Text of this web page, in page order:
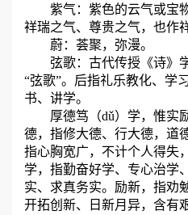
紫气：紫色的云气或宝物
祥瑞之气、尊贵之气，也作
蔚：荟聚，弥漫。
弦歌：古代传授《诗》
“弦歌”。后指礼乐教化、学
书、讲学。
厚德笃（dǔ）学，惟实
德，指修大德、行大德，道
指心胸宽广，不计个人得失
学，指勤奋好学、专心治学
实、求真务实。励新，指劝
开拓创新、日新月异，含有